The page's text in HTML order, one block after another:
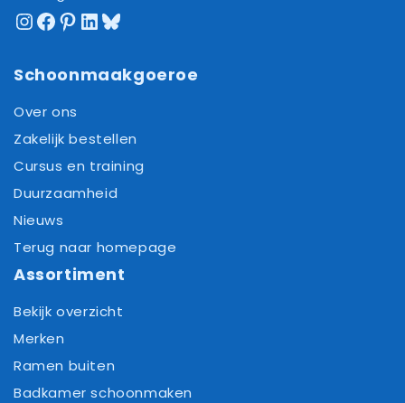
Instagram
Facebook
Pinterest
LinkedIn
Bluesky
Schoonmaakgoeroe
Over ons
Zakelijk bestellen
Cursus en training
Duurzaamheid
Nieuws
Terug naar homepage
Assortiment
Bekijk overzicht
Merken
Ramen buiten
Badkamer schoonmaken